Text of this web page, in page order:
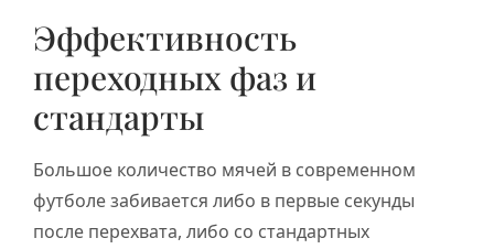
Эффективность
переходных фаз и
стандарты
Большое количество мячей в современном
футболе забивается либо в первые секунды
после перехвата, либо со стандартных